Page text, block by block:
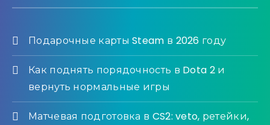
Подарочные карты Steam в 2026 году
Как поднять порядочность в Dota 2 и
вернуть нормальные игры
Матчевая подготовка в CS2: veto, ретейки,